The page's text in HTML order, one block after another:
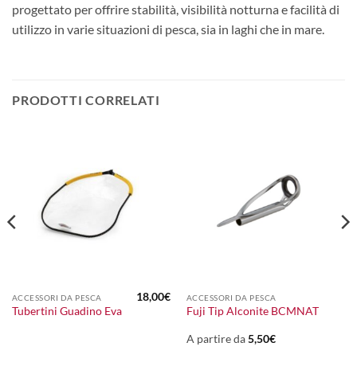
progettato per offrire stabilità, visibilità notturna e facilità di
utilizzo in varie situazioni di pesca, sia in laghi che in mare.
PRODOTTI CORRELATI
ACCESSORI DA PESCA
Tubertini Guadino Eva
18,00€ ACCESSORI DA PESCA
Fuji Tip Alconite BCMNAT
A partire da5,50€